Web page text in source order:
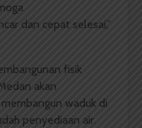
dan cepat selesai,”
fisik
akan
waduk di
penyediaan air.